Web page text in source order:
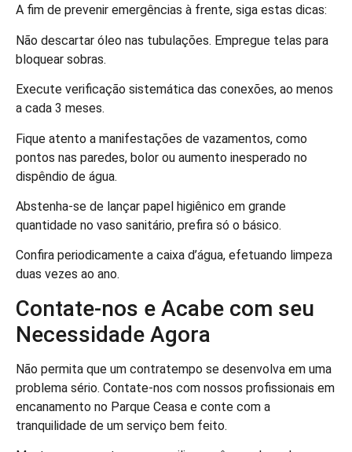
A fim de prevenir emergências à frente, siga estas dicas:
Não descartar óleo nas tubulações. Empregue telas para
bloquear sobras.
Execute verificação sistemática das conexões, ao menos
a cada 3 meses.
Fique atento a manifestações de vazamentos, como
pontos nas paredes, bolor ou aumento inesperado no
dispêndio de água.
Abstenha-se de lançar papel higiênico em grande
quantidade no vaso sanitário, prefira só o básico.
Confira periodicamente a caixa d’água, efetuando limpeza
duas vezes ao ano.
Contate-nos e Acabe com seu
Necessidade Agora
Não permita que um contratempo se desenvolva em uma
problema sério. Contate-nos com nossos profissionais em
encanamento no Parque Ceasa e conte com a
tranquilidade de um serviço bem feito.